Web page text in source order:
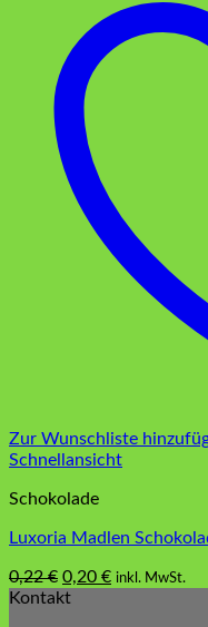
Zur Wunschliste
Schnellansicht
Schokolade
Luxoria Madlen
0,22€ Ursprünglicher
Preis
0,20 €Aktueller
inkl. MwSt.
Dieses
Kontakt